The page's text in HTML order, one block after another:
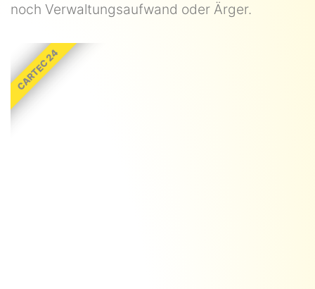
noch Verwaltungsaufwand oder Ärger.
CARTEC 24